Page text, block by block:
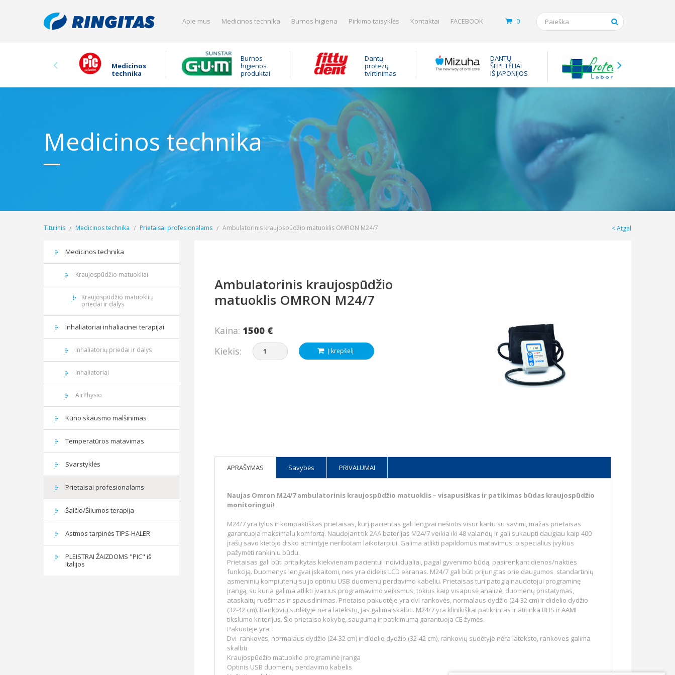
Apie mus Medicinos technika Burnos higiena Pirkimo taisyklės Kontaktai FACEBOOK 0
Medicinos
technika
Burnos
higienos
produktai
Dantų
protezų
tvirtinimas
DANTŲ
ŠEPETĖLIAI
IŠ JAPONIJOS
Medicinos technika
Atgal
Titulinis Medicinos technika Prietaisai profesionalams Ambulatorinis kraujospūdžio matuoklis OMRON M24/7
Medicinos technika
Kraujospūdžio matuokliai
Kraujospūdžio matuoklių
priedai ir dalys
Inhaliatoriai inhaliacinei terapijai
Inhaliatorių priedai ir dalys
Inhaliatoriai
AirPhysio
Kūno skausmo malšinimas
Temperatūros matavimas
Svarstyklės
Prietaisai profesionalams
Šalčio/Šilumos terapija
Astmos tarpinės TIPS-HALER
PLEISTRAI ŽAIZDOMS "PIC" iš
Italijos
Ambulatorinis kraujospūdžio
matuoklis OMRON M24/7
Kaina: 1500 €
Kiekis:
Į krepšelį
APRAŠYMAS Savybės PRIVALUMAI
Naujas Omron M24/7 ambulatorinis kraujospūdžio matuoklis – visapusiškas ir patikimas būdas kraujospūdžio
monitoringui!
M24/7 yra tylus ir kompaktiškas prietaisas, kurį pacientas gali lengvai nešiotis visur kartu su savimi, mažas prietaisas
garantuoja maksimalų komfortą. Naudojant tik 2AA baterijas M24/7 veikia iki 48 valandų ir gali sukaupti daugiau kaip 400
įrašų savo kietojo disko atmintyje neribotam laikotarpiui. Galima atlikti papildomus matavimus, o specialius įvykius
pažymėti rankiniu būdu.
Prietaisas gali būti pritaikytas kiekvienam pacientui individualiai, pagal gyvenimo būdą, pasirenkant dienos/nakties
funkciją. Duomenys lengvai įskaitomi, nes yra didelis LCD ekranas. M24/7 gali būti prijungtas prie daugumos standartinių
asmeninių kompiuterių su jo optiniu USB duomenų perdavimo kabeliu. Prietaisas turi patogią naudotojui programinę
įrangą, su kuria galima atlikti įvairius programavimo veiksmus, tokius kaip visapusė analizė, duomenų pristatymas,
ataskaitų ruošimas ir spausdinimas. Prietaiso pakuotėje yra dvi rankovės, normalaus dydžio (24-32 cm) ir didelio dydžio
(32-42 cm). Rankovių sudėtyje nėra lateksto, jas galima skalbti. M24/7 yra klinikiškai patikrintas ir atitinka BHS ir AAMI
tikslumo kriterijus. Šio prietaiso kokybę, saugumą ir patikimumą garantuoja CE žymės.
Pakuotėje yra:
Dvi rankovės, normalaus dydžio (24-32 cm) ir didelio dydžio (32-42 cm), rankovių sudėtyje nėra lateksto, rankoves galima
skalbti
Kraujospūdžio matuoklio programinė įranga
Optinis USB duomenų perdavimo kabelis